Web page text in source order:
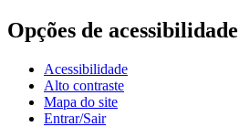
Opções de acessibilidade
Acessibilidade
Alto contraste
Mapa do site
Entrar/Sair